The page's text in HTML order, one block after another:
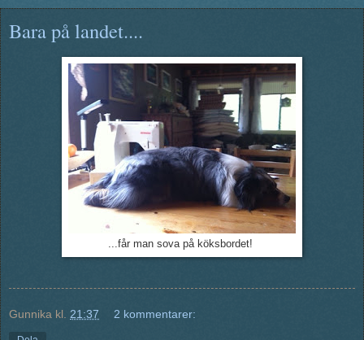
Bara på landet....
...får man sova på köksbordet!
Gunnika kl. 21:37 2 kommentarer: